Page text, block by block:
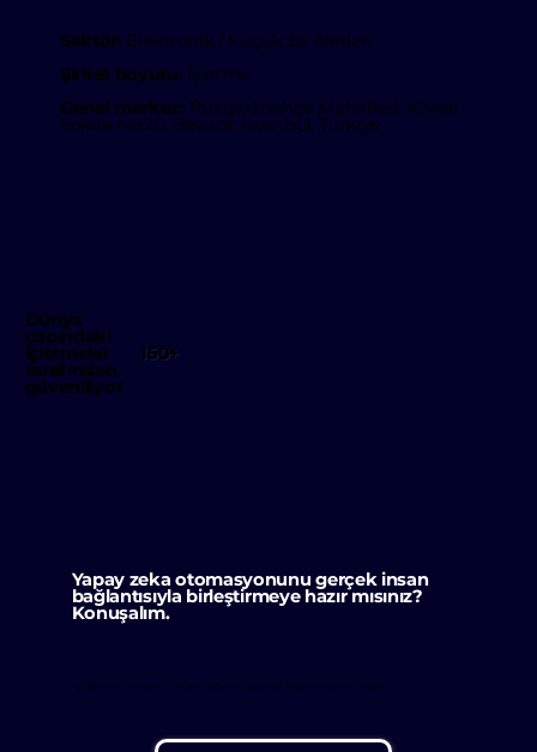
Sektör: Elektronik / Küçük Ev Aletleri
Şirket boyutu: İşletme
Genel merkez: Rüzgarlıbahçe Mahallesi, Kavak
Sokak No:20, Beykoz, İstanbul, Türkiye
Dünya
çapındaki
işletmeler
tarafından
güveniliyor
150+
Yapay zeka otomasyonunu gerçek insan
bağlantısıyla birleştirmeye hazır mısınız?
Konuşalım.